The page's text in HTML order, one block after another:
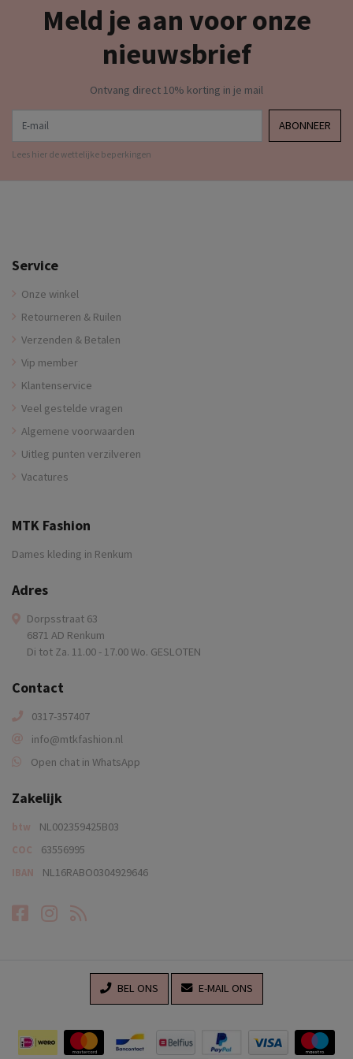
Meld je aan voor onze
nieuwsbrief
Ontvang direct 10% korting in je mail
ABONNEER
Lees hier de wettelijke beperkingen
Service
Onze winkel
Retourneren & Ruilen
Verzenden & Betalen
Vip member
Klantenservice
Veel gestelde vragen
Algemene voorwaarden
Uitleg punten verzilveren
Vacatures
MTK Fashion
Dames kleding in Renkum
Adres
Dorpsstraat 63
6871 AD Renkum
Di tot Za. 11.00 - 17.00 Wo. GESLOTEN
Contact
0317-357407
info@mtkfashion.nl
Open chat in WhatsApp
Zakelijk
btw NL002359425B03
COC 63556995
IBAN NL16RABO0304929646
Facebook
Instagram
RSS-feed
BEL ONS E-MAIL ONS